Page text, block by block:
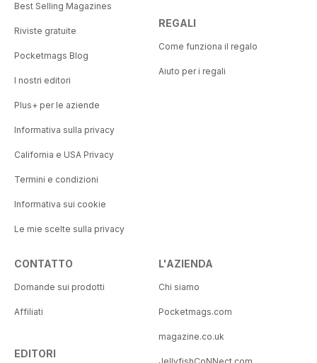
Best Selling Magazines
Riviste gratuite
Pocketmags Blog
I nostri editori
Plus+ per le aziende
Informativa sulla privacy
California e USA Privacy
Termini e condizioni
Informativa sui cookie
Le mie scelte sulla privacy
REGALI
Come funziona il regalo
Aiuto per i regali
CONTATTO
Domande sui prodotti
Affiliati
EDITORI
L'AZIENDA
Chi siamo
Pocketmags.com
magazine.co.uk